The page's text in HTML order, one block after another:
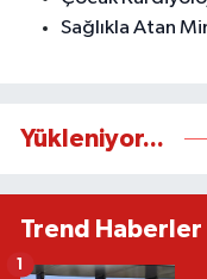
Sağlıkla Atan
Yükleniyor...
Trend Haberler
1